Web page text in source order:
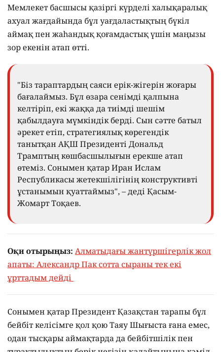
Мемлекет басшысы қазіргі күрделі халықаралық
ахуал жағдайында бұл уағдаластықтың бүкіл
аймақ пен жаһандық қоғамдастық үшін маңызы
зор екенін атап өтті.
"Біз тараптардың саяси ерік-жігерін жоғары
бағалаймыз. Бұл өзара сенімді қалпына
келтіріп, екі жаққа да тиімді шешім
қабылдауға мүмкіндік берді. Сын сәтте батыл
әрекет етіп, стратегиялық көрегендік
танытқан АҚШ Президенті Дональд
Трамптың көшбасшылығын ерекше атап
өтеміз. Сонымен қатар Иран Ислам
Республикасы жетекшілігінің конструктивті
ұстанымын қуаттаймыз", – деді Қасым-
Жомарт Тоқаев.
Оқи отырыңыз: Алматыдағы жантүршігерлік жол
апаты: Александр Пак сотта сыраны тек екі
ұрттадым дейді
Сонымен қатар Президент Қазақстан тарапы бұл
бейбіт келісімге қол қою Таяу Шығыста ғана емес,
одан тысқары аймақтарда да бейбітшілік пен